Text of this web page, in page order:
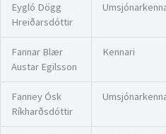
Eygló Dögg
Hreiðarsdóttir
Fannar Blær
Austar Egilsson
Kennari
Fanney Ósk
Ríkharðsdóttir